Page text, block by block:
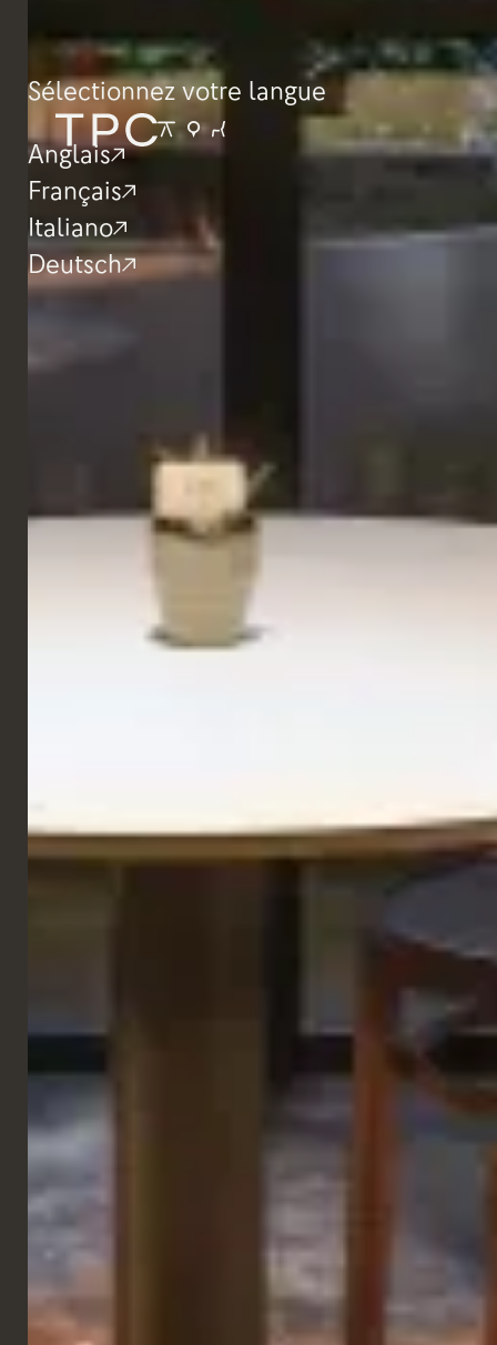
Sélectionnez votre langue
Anglais
Français
Italiano
Deutsch
Five Guys
Milan, Italie
VOIR LE PROJET SUIVANT